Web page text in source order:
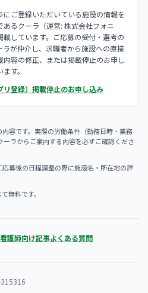
ご登録いただいている施設の情報を
るクーラ（運営: 株式会社フォニ
しています。ご応募の受付・選考の
ラが仲介し、求職者から施設への直接
容の修正、または掲載停止のお申し
す。
登録） 掲載停止のお申し込み
容です。実際の労働条件（勤務日時・業務
ラからご案内する内容を必ずご確認くださ
募後の日程調整の際に施設名・所在地の詳
無料です。
看護師向け記事よくある質問